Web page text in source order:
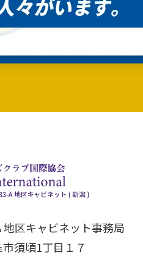
区キャビネット事務局
須頃1丁目１７